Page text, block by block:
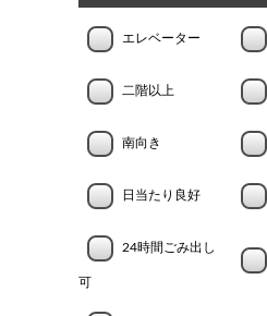
エレベーター
二階以上
南向き
日当たり良好
24時間ごみ出し
可